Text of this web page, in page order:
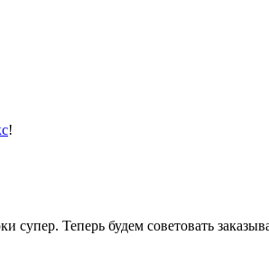
!
Теперь будем советовать